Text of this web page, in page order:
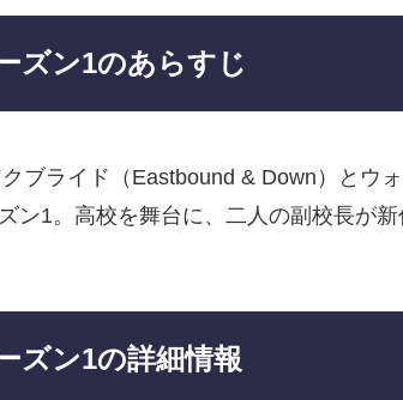
ズン1のあらすじ
ブライド（Eastbound & Down）とウ
ン1。高校を舞台に、二人の副校長が
ズン1の詳細情報